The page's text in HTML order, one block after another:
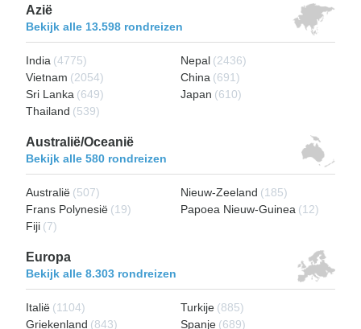
Azië
Bekijk alle 13.598 rondreizen
India (4775) Nepal (2436)
Vietnam (2054) China (691)
Sri Lanka (649) Japan (610)
Thailand (539)
Australië/Oceanië
Bekijk alle 580 rondreizen
Australië (507) Nieuw-Zeeland (185)
Frans Polynesië (19) Papoea Nieuw-Guinea (12)
Fiji (7)
Europa
Bekijk alle 8.303 rondreizen
Italië (1104) Turkije (885)
Griekenland (843) Spanje (689)